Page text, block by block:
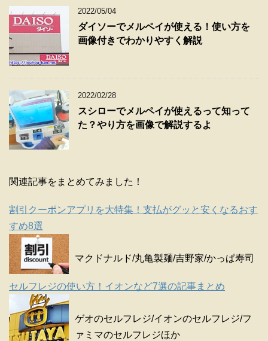
2022/05/04
ダイソーでメルペイが使える！使い方を
画像付きでわかりやすく解説
2022/02/28
スシローでメルペイが使えるって知って
た？やり方を画像で解説するよ
関連記事をまとめてみました！
割引クーポンアプリを大特集！支払がグッと安くなるおす
すめ8選
マクドナルド/丸亀製麺/吉野家/かっぱ寿司
セルフレジの使い方！イオンなど7選の記事まとめ
ゲオのセルフレジ/イオンのセルフレジ/フ
ァミマのセルフレジほか